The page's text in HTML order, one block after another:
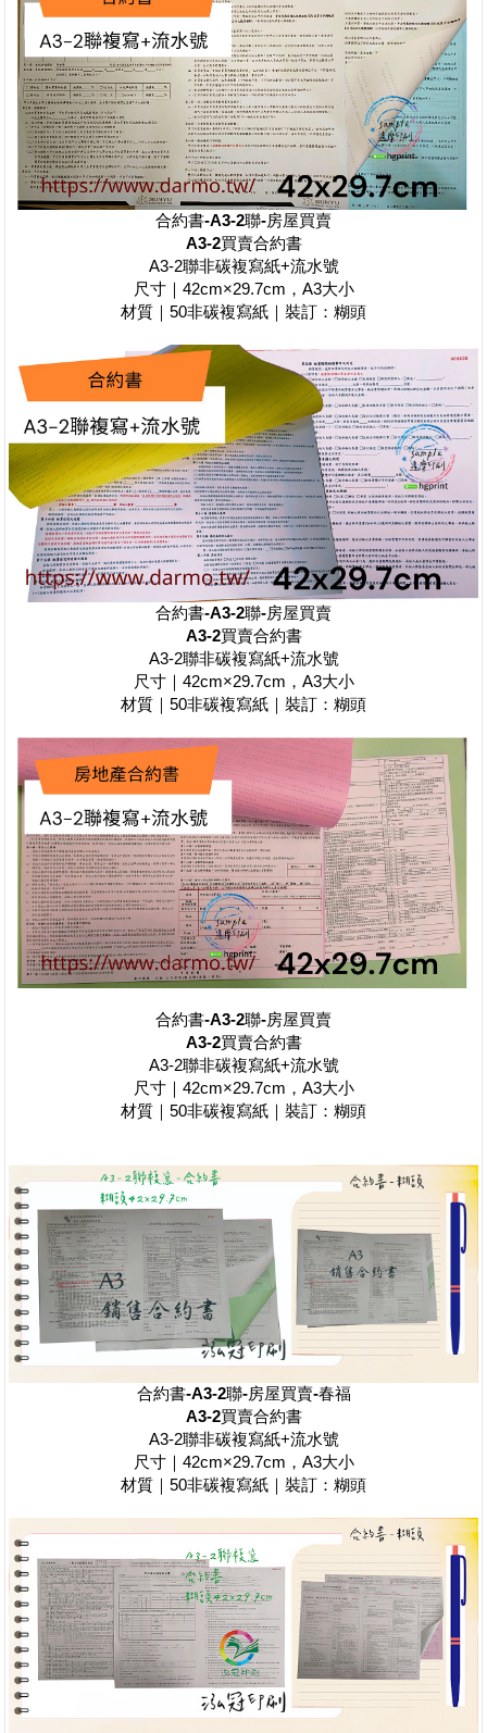
合約書-A3-2聯-房屋買賣
A3-2買賣合約書
A3-2聯非碳複寫紙+流水號
尺寸｜42cm×29.7cm，A3大小
材質｜50非碳複寫紙｜裝訂：糊頭
合約書-A3-2聯-房屋買賣
A3-2買賣合約書
A3-2聯非碳複寫紙+流水號
尺寸｜42cm×29.7cm，A3大小
材質｜50非碳複寫紙｜裝訂：糊頭
合約書-A3-2聯-房屋買賣
A3-2買賣合約書
A3-2聯非碳複寫紙+流水號
尺寸｜42cm×29.7cm，A3大小
材質｜50非碳複寫紙｜裝訂：糊頭
合約書-A3-2聯-房屋買賣-春福
A3-2買賣合約書
A3-2聯非碳複寫紙+流水號
尺寸｜42cm×29.7cm，A3大小
材質｜50非碳複寫紙｜裝訂：糊頭